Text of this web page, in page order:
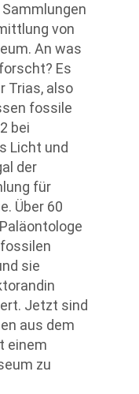
von
An was
Es
Trias, also
fossile
bei
Licht und
der
für
Über 60
fossilen
sie
Jetzt sind
aus dem
einem
zu